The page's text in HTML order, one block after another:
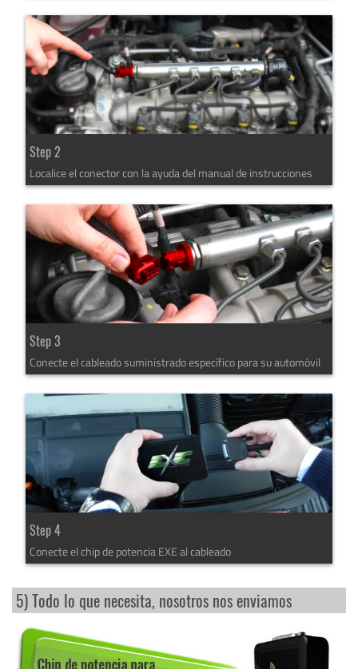
Step 2
Localice el conector con la ayuda del manual de instrucciones
Step 3
Conecte el cableado suministrado específico para su automóvil
Step 4
Conecte el chip de potencia EXE al cableado
5) Todo lo que necesita, nosotros nos enviamos